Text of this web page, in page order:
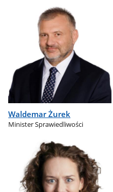
Waldemar Żurek
Minister Sprawiedliwości